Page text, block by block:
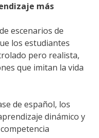
más
escenarios de
los estudiantes
pero realista,
que imitan la vida
de español, los
dinámico y